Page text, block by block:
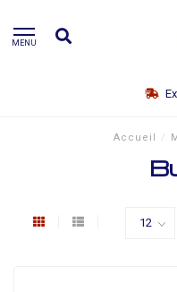
MENU
Accueil /